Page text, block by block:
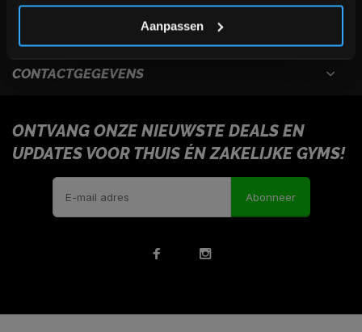
Aanpassen
CONTACTGEGEVENS
ONTVANG ONZE NIEUWSTE DEALS EN
UPDATES VOOR THUIS ÉN ZAKELIJKE GYMS!
Abonneer
*Verzendkosten vallen buiten de korting